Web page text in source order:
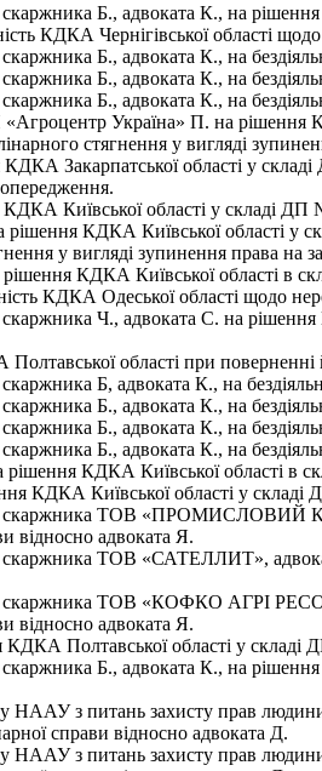
Б., адвоката К., на
КДКА Чернігівської області
Б., адвоката К., на
Б., адвоката К., на
Б., адвоката К., на
Україна» П. на рішення
стягнення у вигляді
Закарпатської області у
Київської області у складі ДП
КДКА Київської області у
у вигляді зупинення права на
рішення КДКА Київської області в
КДКА Одеської області щодо
Ч., адвоката С. на
області при
Б, адвоката К., на
Б., адвоката К., на
Б., адвоката К., на
Б., адвоката К., на
рішення КДКА Київської області в
КДКА Київської області у складі
скаржника ТОВ «ПРОМИСЛОВИЙ
відносно адвоката Я.
скаржника ТОВ «САТЕЛЛИТ»,
скаржника ТОВ «КОФКО АГРІ
відносно адвоката Я.
Полтавської області у складі
Б., адвоката К., на
НААУ з питань захисту прав
справи відносно адвоката Д.
НААУ з питань захисту прав